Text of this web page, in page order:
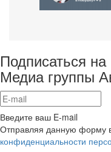
Подписаться
Медиа группы
Введите ваш E-mail
Отправляя данную форму
конфиденциальности